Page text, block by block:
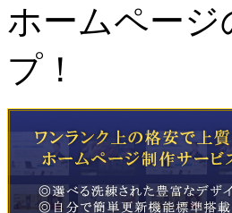
ホームペー
プ！